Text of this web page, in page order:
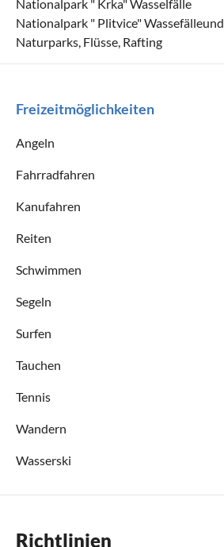
Nationalpark " Krka" Wasselfälle
Nationalpark " Plitvice"
Naturparks, Flüsse, Rafting
Freizeitmöglichkeiten
Angeln
Fahrradfahren
Kanufahren
Reiten
Schwimmen
Segeln
Surfen
Tauchen
Tennis
Wandern
Wasserski
Richtlinien